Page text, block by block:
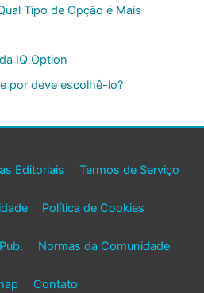
Tipo de Opção é Mais
IQ Option
por deve escolhê-lo?
Editoriais Termos de Serviço
Política de Cookies
Normas da Comunidade
Contato